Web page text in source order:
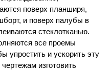
поверх планширя,
и поверх палубы в
стеклотканью.
все проемы
упростить и ускорить эту
изготовить